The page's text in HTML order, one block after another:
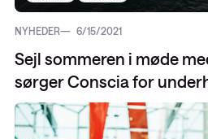
NYHEDER 6/15/2021
Sejl sommeren i møde
sørger Conscia for